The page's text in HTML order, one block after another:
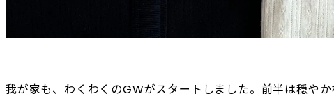
我が家も、わくわくのGWがスタートしました。前半は穏や